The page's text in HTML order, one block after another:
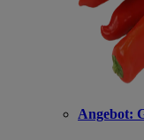
Angebot: